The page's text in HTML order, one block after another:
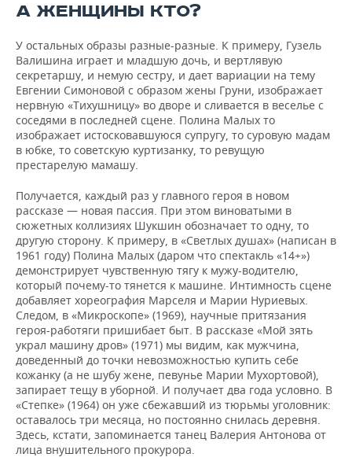
А ЖЕНЩИНЫ КТО?
У остальных образы разные-разные. К примеру, Гузель
Валишина играет и младшую дочь, и вертлявую
секретаршу, и немую сестру, и дает вариации на тему
Евгении Симоновой с образом жены Груни, изображает
нервную «Тихушницу» во дворе и сливается в веселье с
соседями в последней сцене. Полина Малых то
изображает истосковавшуюся супругу, то суровую мадам
в юбке, то советскую куртизанку, то ревущую
престарелую мамашу.
Получается, каждый раз у главного героя в новом
рассказе — новая пассия. При этом виноватыми в
сюжетных коллизиях Шукшин обозначает то одну, то
другую сторону. К примеру, в «Светлых душах» (написан в
1961 году) Полина Малых (даром что спектакль «14+»)
демонстрирует чувственную тягу к мужу-водителю,
который почему-то тянется к машине. Интимность сцене
добавляет хореография Марселя и Марии Нуриевых.
Следом, в «Микроскопе» (1969), научные притязания
героя-работяги пришибает быт. В рассказе «Мой зять
украл машину дров» (1971) мы видим, как мужчина,
доведенный до точки невозможностью купить себе
кожанку (а не шубу жене, певунье Марии Мухортовой),
запирает тещу в уборной. И получает два года условно. В
«Степке» (1964) он уже сбежавший из тюрьмы уголовник:
оставалось три месяца, но постоянно снилась деревня.
Здесь, кстати, запоминается танец Валерия Антонова от
лица внушительного прокурора.